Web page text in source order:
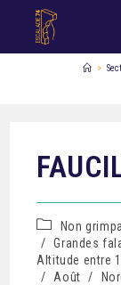
>
Non
/ Grandes
Altitude entre
/
Août /